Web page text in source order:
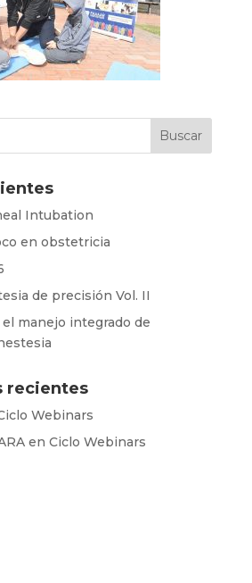
Intubation
en obstetricia
de precisión Vol. II
manejo integrado de
recientes
Webinars
en Ciclo Webinars